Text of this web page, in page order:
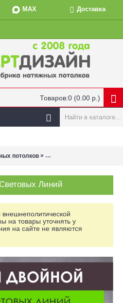
MAX Доставка
Товаров:0 (0.00 р.)
потолков » Для потолков с
Линий
на товары уточнять у
на сайте не являются